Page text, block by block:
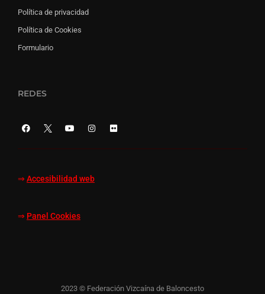
Política de privacidad
Política de Cookies
Formulario
REDES
⇒ Accesibilidad web
⇒ Panel Cookies
2023 © Federación Vizcaína de Baloncesto